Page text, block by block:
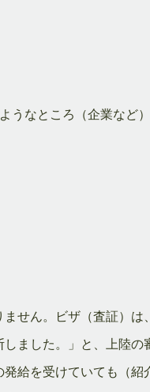
うなところ（企業など
せん。ビザ（査証）
ました。」と、上陸
給を受けていても（